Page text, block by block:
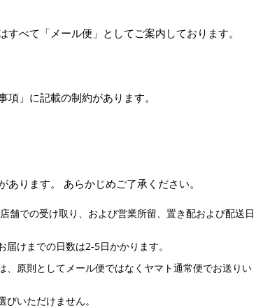
べて「メール便」としてご案内しております。
」に記載の制約があります。
ります。 あらかじめご了承ください。
舗での受け取り、および営業所留、置き配および配送日
けまでの日数は2-5日かかります。
、原則としてメール便ではなくヤマト通常便でお送りい
いただけません。